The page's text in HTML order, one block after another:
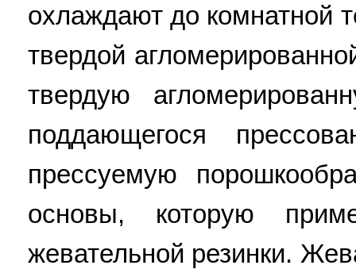
охлаждают до комнатной
твердой
твердую
поддающегося
прессуемую
основы, которую
жевательной резинки.